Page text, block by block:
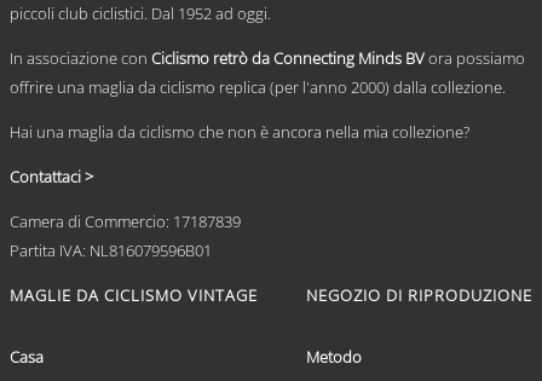
piccoli club ciclistici. Dal 1952 ad oggi.
In associazione con Ciclismo retrò da Connecting Minds BVora possiamo
offrire una maglia da ciclismo replica (per l'anno 2000) dalla collezione.
Hai una maglia da ciclismo che non è ancora nella mia collezione?
Contattaci >
Camera di Commercio: 17187839
Partita IVA: NL816079596B01
MAGLIE DA CICLISMO VINTAGE
Casa
NEGOZIO DI RIPRODUZIONE
Metodo